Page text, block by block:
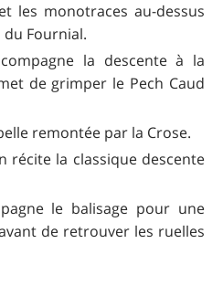
les monotraces au-dessus
Fournial.
la descente à la
de grimper le Pech Caud
remontée par la Crose.
récite la classique descente
le balisage pour une
de retrouver les ruelles